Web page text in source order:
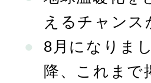
えるチャンス
8月になりま
降、これまで